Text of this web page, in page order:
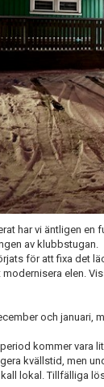
har vi äntligen en
av klubbstugan.
för att fixa det
elen.
och januari,
kommer vara
kvällstid, men
lokal. Tillfälliga